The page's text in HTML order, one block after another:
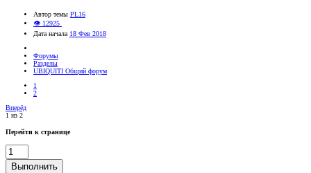
Автор темы PL16
👁 12925
Дата начала 18 Фев 2018
Форумы
Разделы
UBIQUITI Общий форум
1
2
Вперёд
1 из 2
Перейти к странице
Выполнить